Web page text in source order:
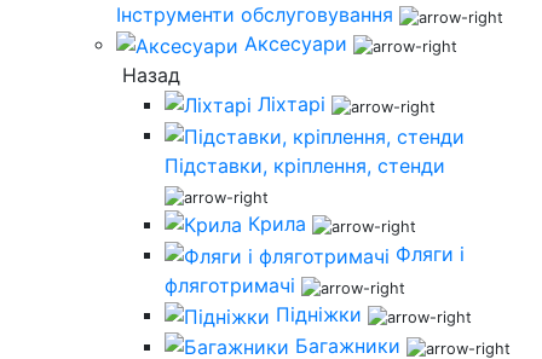
Інструменти обслуговування
Аксесуари
Назад
Ліхтарі
Підставки, кріплення, стенди
Крила
Фляги і
фляготримачі
Підніжки
Багажники